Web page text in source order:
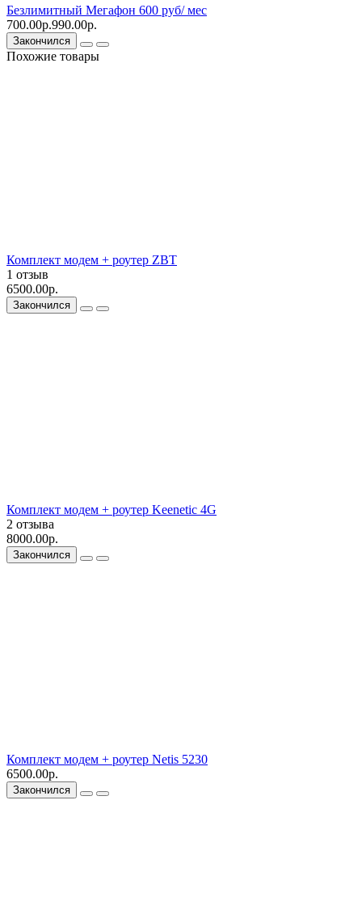
Безлимитный Мегафон 600 руб/ мес
700.00р.990.00р.
Закончился
Похожие товары
Комплект модем + роутер ZBT
1 отзыв
6500.00р.
Закончился
Комплект модем + роутер Keenetic 4G
2 отзыва
8000.00р.
Закончился
Комплект модем + роутер Netis 5230
6500.00р.
Закончился